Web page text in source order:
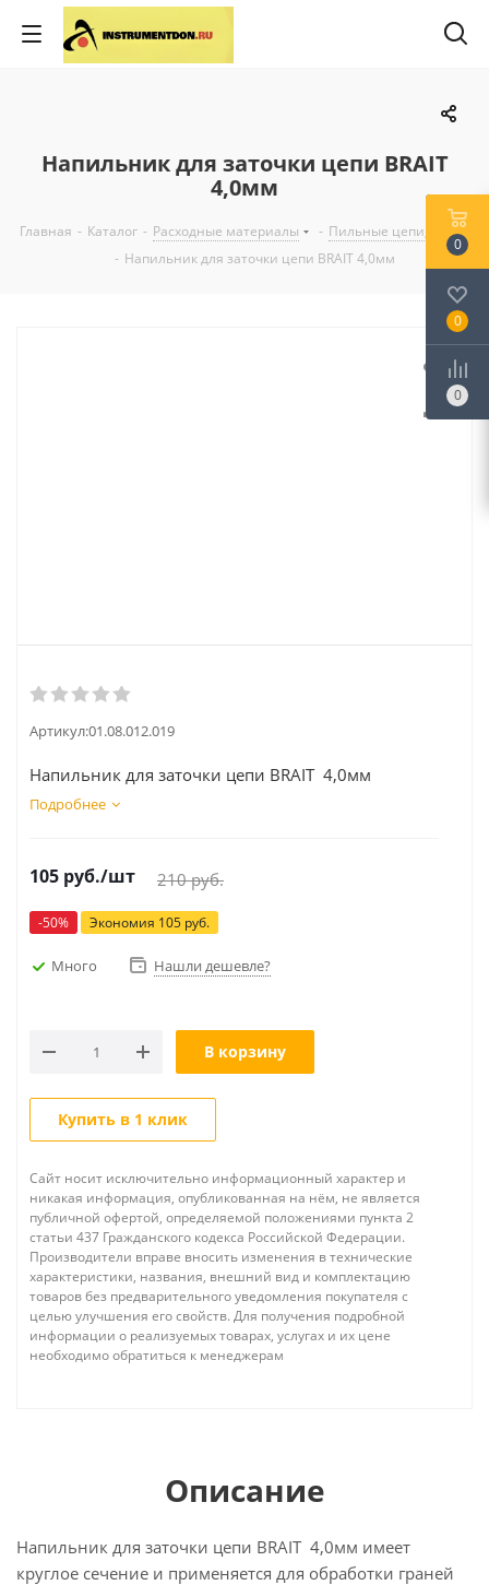
Напильник для заточки цепи BRAIT
4,0мм
Главная - Каталог - Расходные материалы - Пильные цепи, шины
- Напильник для заточки цепи BRAIT 4,0мм
Артикул:01.08.012.019
Напильник для заточки цепи BRAIT 4,0мм
Подробнее
105 руб./шт 210руб.
-50% Экономия 105 руб.
Много Нашли дешевле?
В корзину
Купить в 1 клик
Сайт носит исключительно информационный характер и
никакая информация, опубликованная на нём, не является
публичной офертой, определяемой положениями пункта 2
статьи 437 Гражданского кодекса Российской Федерации.
Производители вправе вносить изменения в технические
характеристики, названия, внешний вид и комплектацию
товаров без предварительного уведомления покупателя с
целью улучшения его свойств. Для получения подробной
информации о реализуемых товарах, услугах и их цене
необходимо обратиться к менеджерам
Описание
Напильник для заточки цепи BRAIT 4,0мм имеет
круглое сечение и применяется для обработки граней
0
0
0